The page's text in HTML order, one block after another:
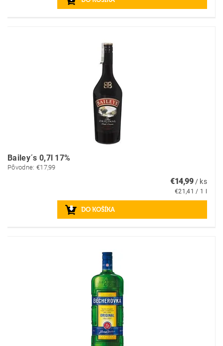
Bailey´s 0,7l 17%
Pôvodne: €17,99
€14,99/ ks
€21,41 / 1 l